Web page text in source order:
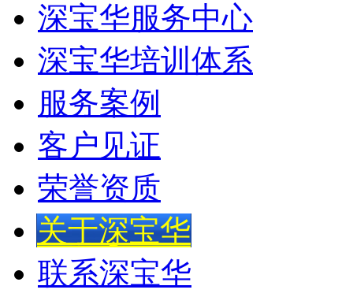
深宝华服务中心
深宝华培训体系
服务案例
客户见证
荣誉资质
关于深宝华
联系深宝华